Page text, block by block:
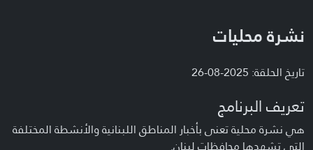
نشرة محليات
تاريخ الحلقة: 2025-08-26
تعريف البرنامج
هي نشرة محلية تعنى بأخبار المناطق اللبنانية والأنشطة المختلفة